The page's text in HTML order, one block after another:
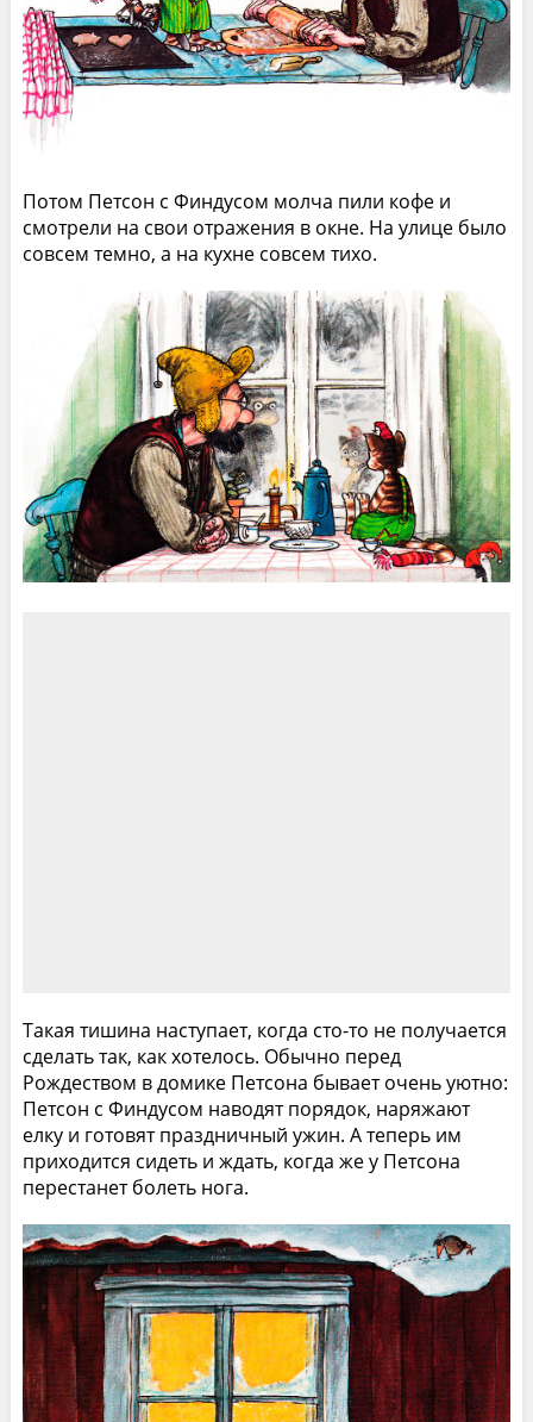
Потом Петсон с Финдусом молча пили кофе и
смотрели на свои отражения в окне. На улице было
совсем темно, а на кухне совсем тихо.
Такая тишина наступает, когда сто-то не получается
сделать так, как хотелось. Обычно перед
Рождеством в домике Петсона бывает очень уютно:
Петсон с Финдусом наводят порядок, наряжают
елку и готовят праздничный ужин. А теперь им
приходится сидеть и ждать, когда же у Петсона
перестанет болеть нога.